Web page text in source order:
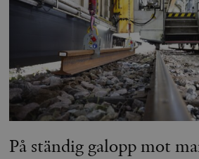
På ständig galopp mot